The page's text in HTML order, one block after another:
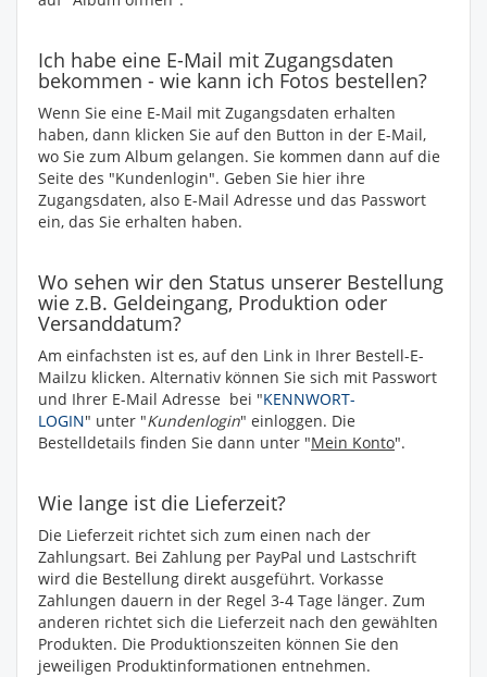
Ich habe eine E-Mail mit Zugangsdaten
bekommen - wie kann ich Fotos bestellen?
Wenn Sie eine E-Mail mit Zugangsdaten erhalten
haben, dann klicken Sie auf den Button in der E-Mail,
wo Sie zum Album gelangen. Sie kommen dann auf die
Seite des "Kundenlogin". Geben Sie hier ihre
Zugangsdaten, also E-Mail Adresse und das Passwort
ein, das Sie erhalten haben.
Wo sehen wir den Status unserer Bestellung
wie z.B. Geldeingang, Produktion oder
Versanddatum?
Am einfachsten ist es, auf den Link in Ihrer Bestell-E-
Mailzu klicken. Alternativ können Sie sich mit Passwort
und Ihrer E-Mail Adresse bei "KENNWORT-
LOGIN" unter "Kundenlogin" einloggen. Die
Bestelldetails finden Sie dann unter "Mein Konto".
Wie lange ist die Lieferzeit?
Die Lieferzeit richtet sich zum einen nach der
Zahlungsart. Bei Zahlung per PayPal und Lastschrift
wird die Bestellung direkt ausgeführt. Vorkasse
Zahlungen dauern in der Regel 3-4 Tage länger. Zum
anderen richtet sich die Lieferzeit nach den gewählten
Produkten. Die Produktionszeiten können Sie den
jeweiligen Produktinformationen entnehmen.